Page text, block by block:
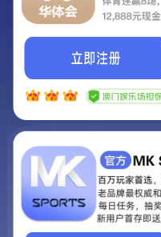
我们即
我们的
它将是